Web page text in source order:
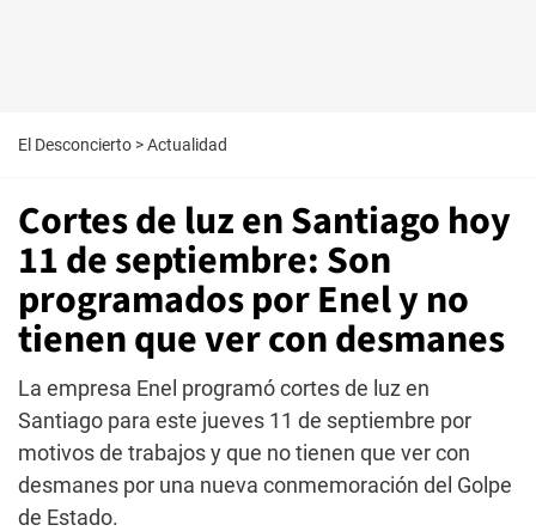
El Desconcierto >Actualidad
Cortes de luz en Santiago hoy
11 de septiembre: Son
programados por Enel y no
tienen que ver con desmanes
La empresa Enel programó cortes de luz en
Santiago para este jueves 11 de septiembre por
motivos de trabajos y que no tienen que ver con
desmanes por una nueva conmemoración del Golpe
de Estado.